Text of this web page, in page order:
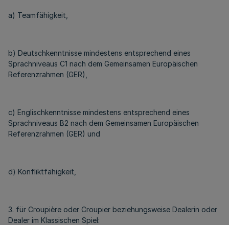
a) Teamfähigkeit,
b) Deutschkenntnisse mindestens entsprechend eines
Sprachniveaus C1 nach dem Gemeinsamen Europäischen
Referenzrahmen (GER),
c) Englischkenntnisse mindestens entsprechend eines
Sprachniveaus B2 nach dem Gemeinsamen Europäischen
Referenzrahmen (GER) und
d) Konfliktfähigkeit,
3. für Croupière oder Croupier beziehungsweise Dealerin oder
Dealer im Klassischen Spiel: